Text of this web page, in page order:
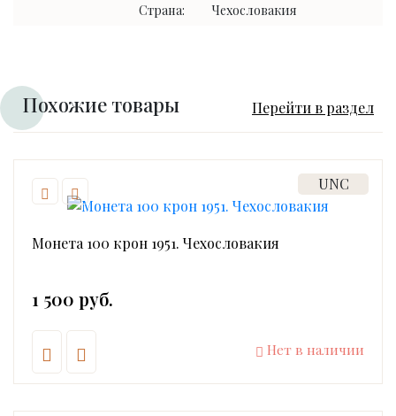
Страна: Чехословакия
Похожие товары Перейти в раздел
UNC
Монета 100 крон 1951. Чехословакия
1 500 руб.
Нет в наличии